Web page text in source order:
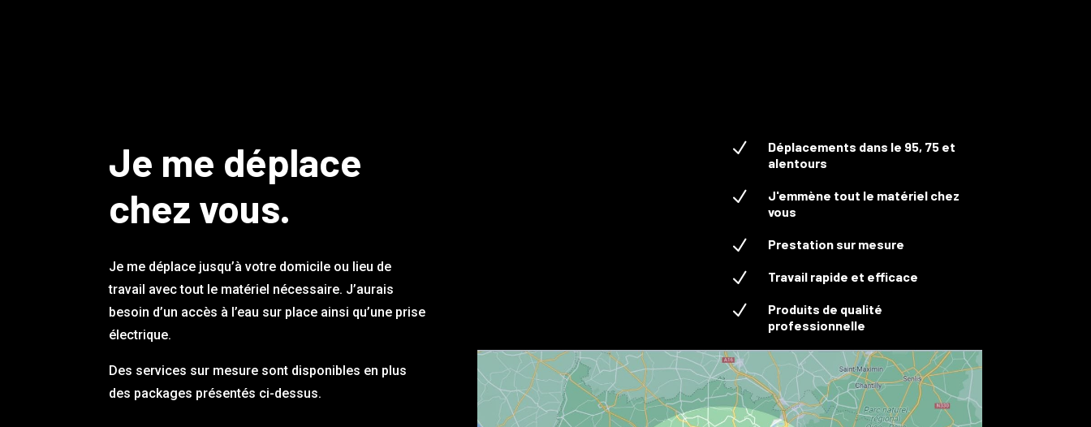
Je me déplace
chez vous.
Je me déplace jusqu’à votre domicile ou lieu de
travail avec tout le matériel nécessaire. J’aurais
besoin d’un accès à l’eau sur place ainsi qu’une prise
électrique.
Des services sur mesure sont disponibles en plus
des packages présentés ci-dessus.
N
Déplacements dans le 95, 75 et
alentours
N
J'emmène tout le matériel chez
vous
N Prestation sur mesure
N Travail rapide et efficace
N
Produits de qualité
professionnelle